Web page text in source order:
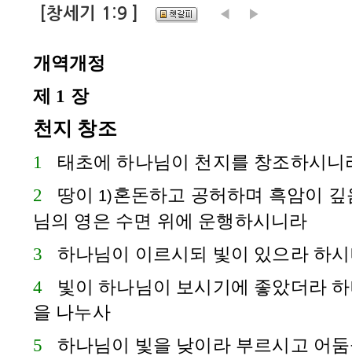
[창세기 1:9 ]
개역개정
제 1 장
천지 창조
1 태초에 하나님이 천지를 창조하시니
2 땅이 1)혼돈하고 공허하며 흑암이
님의 영은 수면 위에 운행하시니라
3 하나님이 이르시되 빛이 있으라 하
4 빛이 하나님이 보시기에 좋았더라
을 나누사
5 하나님이 빛을 낮이라 부르시고 어